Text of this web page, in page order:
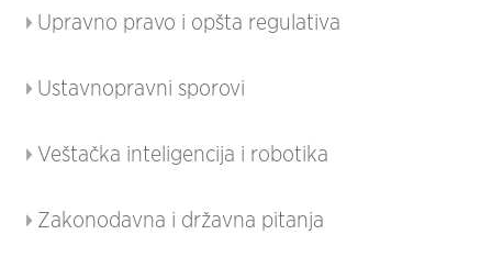
Upravno pravo i opšta regulativa
Ustavnopravni sporovi
Veštačka inteligencija i robotika
Zakonodavna i državna pitanja